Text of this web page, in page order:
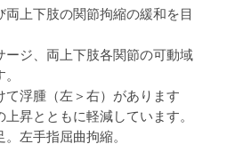
上下肢の関節拘縮の緩和を目
ージ、両上下肢各関節の可動域
て浮腫（左＞右）があります
昇とともに軽減しています。
左手指屈曲拘縮。